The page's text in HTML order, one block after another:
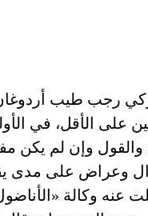
رجب طيب
وإن لم يكن
عنه وكالة